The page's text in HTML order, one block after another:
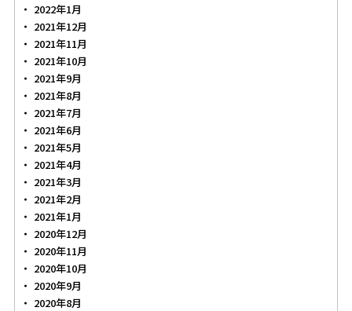
2022年1月
2021年12月
2021年11月
2021年10月
2021年9月
2021年8月
2021年7月
2021年6月
2021年5月
2021年4月
2021年3月
2021年2月
2021年1月
2020年12月
2020年11月
2020年10月
2020年9月
2020年8月